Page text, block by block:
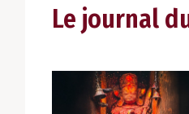
Le journal